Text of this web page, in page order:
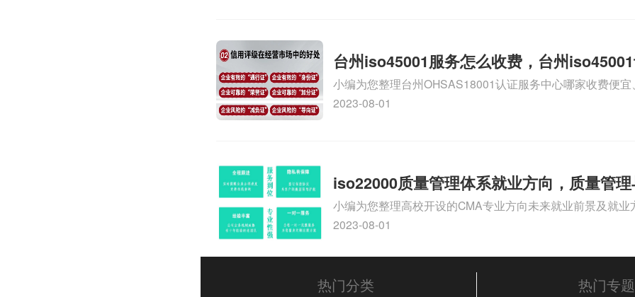
台州iso45001服务怎么收费，台州
么收费
小编为您整理台州OHSAS18001认证服务中心哪家收费便
认证，哪个咨询公司服务好、台州CE认证,台州机械机电CE
2023-08-01
iso22000质量管理体系就业方向，质量管
方向
小编为您整理高校开设的CMA专业方向未来就业前景及就业
就业方向有哪些、国际质量认证专业的就业方向、cpa和cma
文！
2023-08-01
热门分类 热门专题